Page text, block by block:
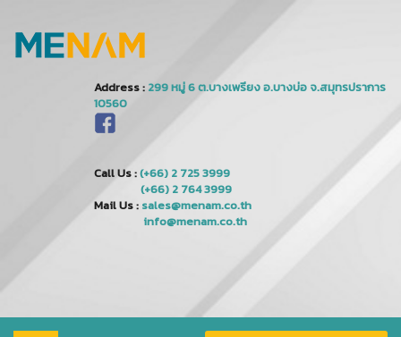
Address :
Call Us :(+66) 2 725 3999
(+66) 2 764 3999
Mail Us : sales@menam.co.th
info@menam.co.th